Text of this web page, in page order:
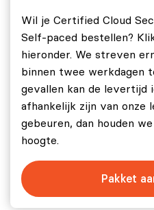
Wil je Certified Cloud
Self-paced bestellen?
hieronder. We streven
binnen twee werkdagen
gevallen kan de levertijd
afhankelijk zijn van onze
gebeuren, dan houden
hoogte.
Pakket